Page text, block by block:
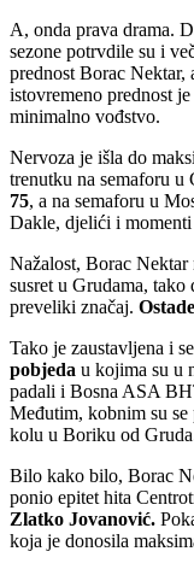
A, onda prava drama.
sezone potrvdile su i
prednost Borac Nektar,
istovremeno prednost
minimalno vođstvo.
Nervoza je išla do
trenutku na semaforu u
75, a na semaforu u
Dakle, djelići i
Nažalost, Borac
susret u Grudama,
preveliki značaj.
Tako je zaustavljena i
pobjeda u kojima su u
padali i Bosna ASA
Međutim, kobnim su se
kolu u Boriku od
Bilo kako bilo, Borac
ponio epitet hita
Zlatko Jovanović.
koja je donosila